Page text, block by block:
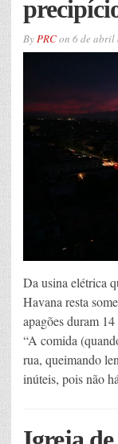
ByPRCon 6 de abril
Da usina elétrica
Havana resta
apagões duram
“A comida
rua, queimando
inúteis, pois não